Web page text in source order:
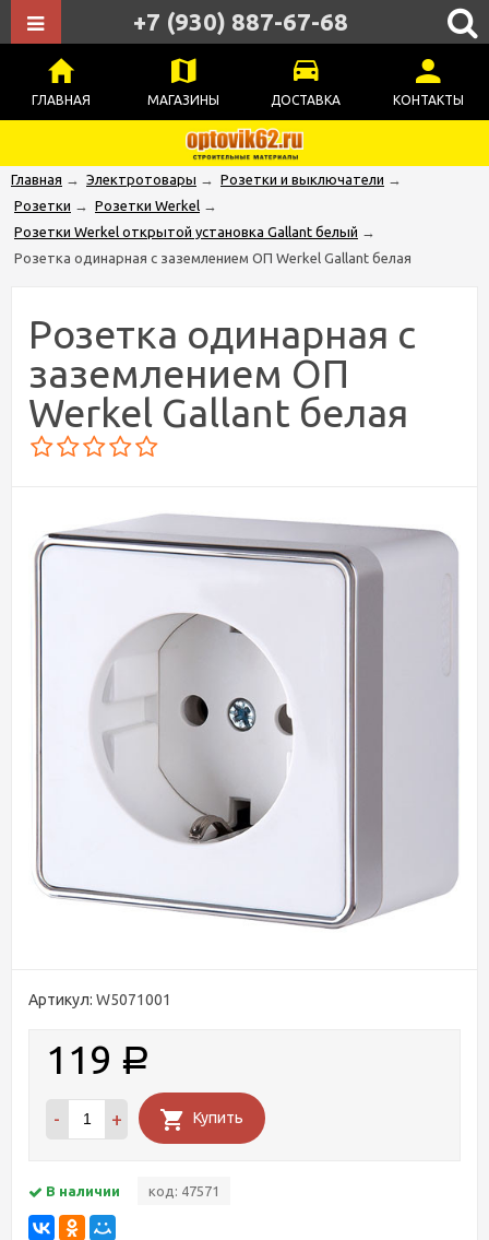
ГЛАВНАЯ МАГАЗИНЫ ДОСТАВКА КОНТАКТЫ
+7 (930) 887-67-68
Главная → Электротовары → Розетки и выключатели →
Розетки → Розетки Werkel →
Розетки Werkel открытой установка Gallant белый →
Розетка одинарная с заземлением ОП Werkel Gallant белая
Розетка одинарная с
заземлением ОП
Werkel Gallant белая
Артикул: W5071001
119 Р
- + Купить
В наличии код: 47571